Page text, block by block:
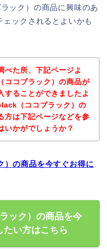
ック）の商品に興味のあ
ックされるとよいかも
べた所、下記ページよ
ココブラック）の商品が
することができましたよ
（ココブラック）の
方は下記ページなどを参
いかがでしょうか？
の商品を今すぐお得に
ック）の商品を今
たい方はこちら